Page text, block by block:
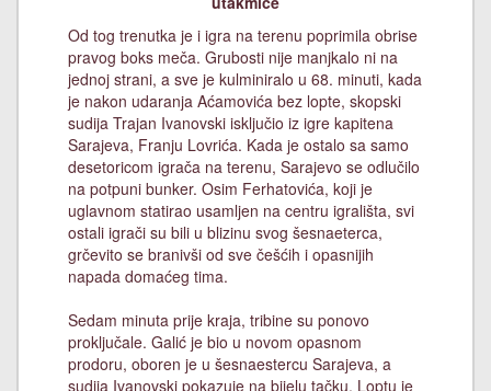
Od tog trenutka je i igra na terenu poprimila obrise
pravog boks meča. Grubosti nije manjkalo ni na
jednoj strani, a sve je kulminiralo u 68. minuti, kada
je nakon udaranja Aćamovića bez lopte, skopski
sudija Trajan Ivanovski isključio iz igre kapitena
Sarajeva, Franju Lovrića. Kada je ostalo sa samo
desetoricom igrača na terenu, Sarajevo se odlučilo
na potpuni bunker. Osim Ferhatovića, koji je
uglavnom statirao usamljen na centru igrališta, svi
ostali igrači su bili u blizinu svog šesnaeterca,
grčevito se branivši od sve češćih i opasnijih
napada domaćeg tima.
Sedam minuta prije kraja, tribine su ponovo
proključale. Galić je bio u novom opasnom
prodoru, oboren je u šesnaestercu Sarajeva, a
sudija Ivanovski pokazuje na bijelu tačku. Loptu je